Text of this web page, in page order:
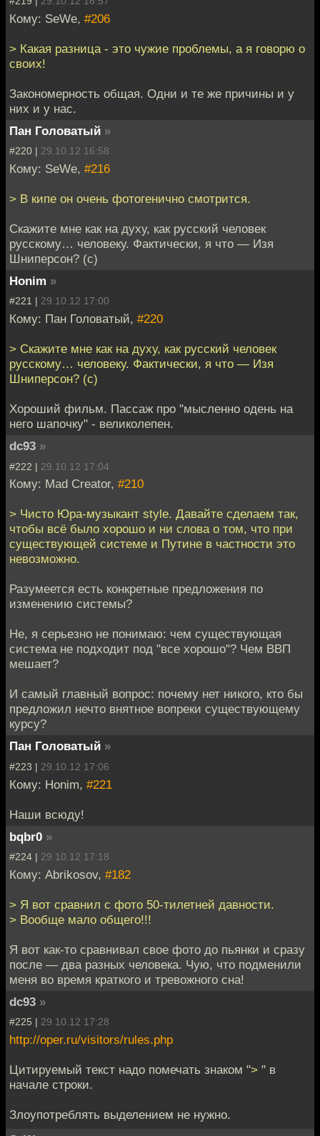
Кому: SeWe, #206
> Какая разница - это чужие проблемы, а я говорю о
своих!
Закономерность общая. Одни и те же причины и у
них и у нас.
Пан Головатый »
#220 | 29.10.12 16:58
Кому: SeWe, #216
> В кипе он очень фотогенично смотрится.
Скажите мне как на духу, как русский человек
русскому… человеку. Фактически, я что — Изя
Шниперсон? (c)
Honim »
#221 | 29.10.12 17:00
Кому: Пан Головатый, #220
> Скажите мне как на духу, как русский человек
русскому… человеку. Фактически, я что — Изя
Шниперсон? (c)
Хороший фильм. Пассаж про "мысленно одень на
него шапочку" - великолепен.
dc93 »
#222 | 29.10.12 17:04
Кому: Mad Creator, #210
> Чисто Юра-музыкант style. Давайте сделаем так,
чтобы всё было хорошо и ни слова о том, что при
существующей системе и Путине в частности это
невозможно.
Разумеется есть конкретные предложения по
изменению системы?
Не, я серьезно не понимаю: чем существующая
система не подходит под "все хорошо"? Чем ВВП
мешает?
И самый главный вопрос: почему нет никого, кто бы
предложил нечто внятное вопреки существующему
курсу?
Пан Головатый »
#223 | 29.10.12 17:06
Кому: Honim, #221
Наши всюду!
bqbr0 »
#224 | 29.10.12 17:18
Кому: Abrikosov, #182
> Я вот сравнил с фото 50-тилетней давности.
> Вообще мало общего!!!
Я вот как-то сравнивал свое фото до пьянки и сразу
после — два разных человека. Чую, что подменили
меня во время краткого и тревожного сна!
dc93 »
#225 | 29.10.12 17:28
http://oper.ru/visitors/rules.php
Цитируемый текст надо помечать знаком "> " в
начале строки.
Злоупотреблять выделением не нужно.